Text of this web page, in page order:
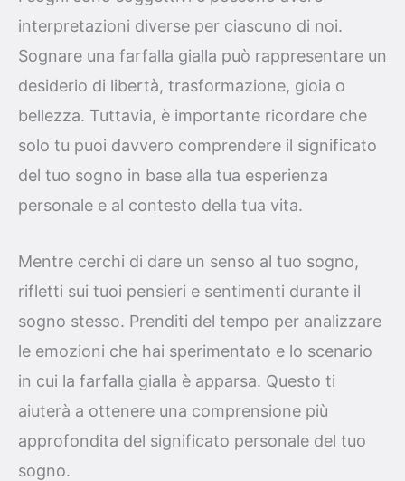
interpretazioni diverse per ciascuno di noi.
Sognare una farfalla gialla può rappresentare un
desiderio di libertà, trasformazione, gioia o
bellezza. Tuttavia, è importante ricordare che
solo tu puoi davvero comprendere il significato
del tuo sogno in base alla tua esperienza
personale e al contesto della tua vita.
Mentre cerchi di dare un senso al tuo sogno,
rifletti sui tuoi pensieri e sentimenti durante il
sogno stesso. Prenditi del tempo per analizzare
le emozioni che hai sperimentato e lo scenario
in cui la farfalla gialla è apparsa. Questo ti
aiuterà a ottenere una comprensione più
approfondita del significato personale del tuo
sogno.